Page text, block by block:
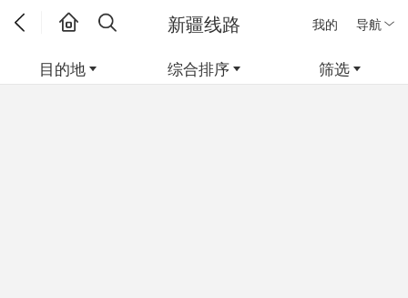
我的 导航
新疆线路
目的地 综合排序 筛选